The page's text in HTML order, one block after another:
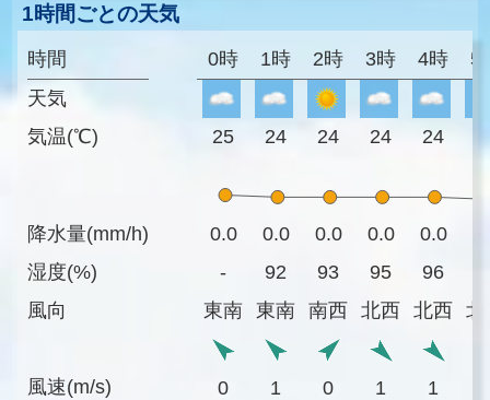
1時間ごとの天気
時間
天気
気温(℃)
降水量(mm/h)
湿度(%)
風向
風速(m/s)
0時 1時 2時 3時 4時 5
25 24 24 24 24
0.0 0.0 0.0 0.0 0.0
-
92 93 95 96
東南
東南 南西 北西 北西 北
0 1 0 1 1